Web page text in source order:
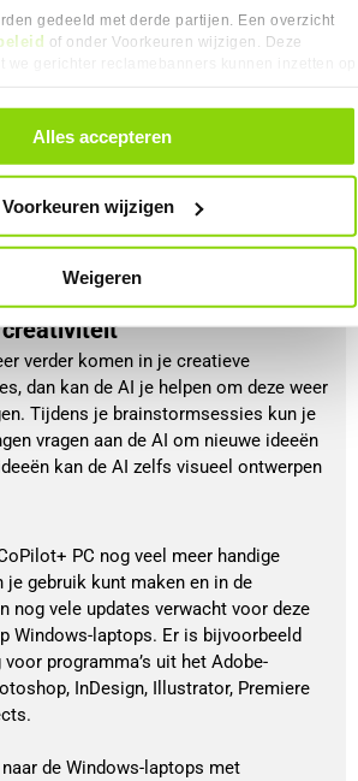
gedeeld met derde partijen. Een overzicht
of onder Voorkeuren wijzigen. Deze
gegeven toestemming altijd intrekken, dit doe je
website te klikken op ‘Cookievoorkeuren’
Alles accepteren
Voorkeuren wijzigen
Weigeren
verder komen in je creatieve
dan kan de AI je helpen om deze weer
Tijdens je brainstormsessies kun je
vragen aan de AI om nieuwe ideeën
kan de AI zelfs visueel ontwerpen
PC nog veel meer handige
je gebruik kunt maken en in de
nog vele updates verwacht voor deze
Windows-laptops. Er is bijvoorbeeld
programma’s uit het Adobe-
InDesign, Illustrator, Premiere
de Windows-laptops met